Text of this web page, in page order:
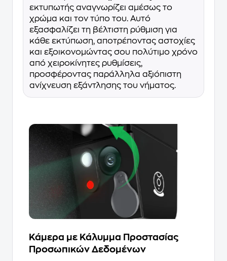
εκτυπωτής αναγνωρίζει αμέσως το
χρώμα και τον τύπο του. Αυτό
εξασφαλίζει τη βέλτιστη ρύθμιση για
κάθε εκτύπωση, αποτρέποντας αστοχίες
και εξοικονομώντας σου πολύτιμο χρόνο
από χειροκίνητες ρυθμίσεις,
προσφέροντας παράλληλα αξιόπιστη
ανίχνευση εξάντλησης του νήματος.
Κάμερα με Κάλυμμα Προστασίας
Προσωπικών Δεδομένων